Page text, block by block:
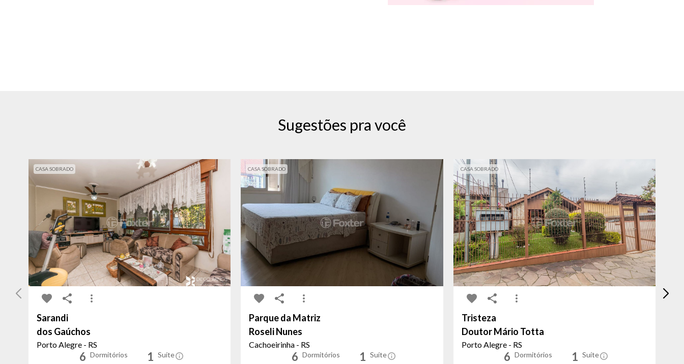
Sugestões pra você
CASA SOBRADO
Sarandi
dos Gaúchos
Porto Alegre - RS
6 Dormitórios 1 Suíte
CASA SOBRADO
Parque da Matriz
Roseli Nunes
Cachoeirinha - RS
6 Dormitórios 1 Suíte
CASA SOBRADO
Tristeza
Doutor Mário Totta
Porto Alegre - RS
6 Dormitórios 1 Suíte